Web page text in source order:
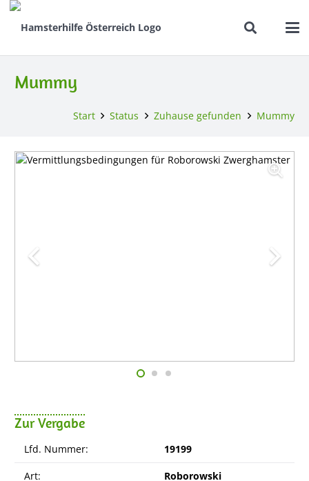
Mummy
Start Status Zuhause gefunden Mummy
Zur Vergabe
Lfd. Nummer: 19199
Art: Roborowski